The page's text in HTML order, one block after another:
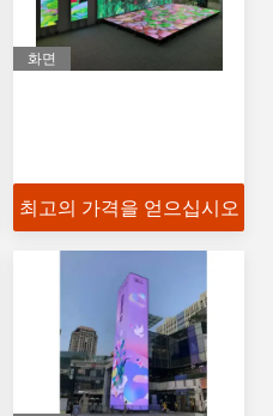
화면
최고의 가격을 얻으십시오